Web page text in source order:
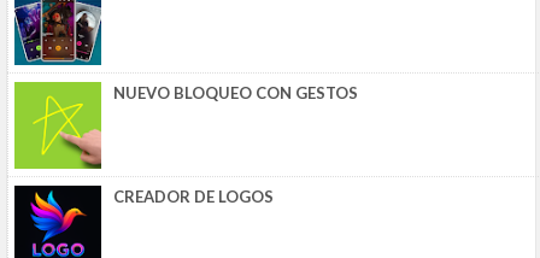
NUEVO BLOQUEO CON GESTOS
CREADOR DE LOGOS